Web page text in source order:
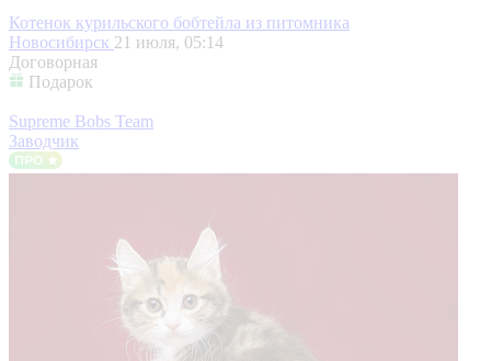
Котенок курильского бобтейла из питомника
Новосибирск 21 июля, 05:14
Договорная
Подарок
Supreme Bobs Team
Заводчик